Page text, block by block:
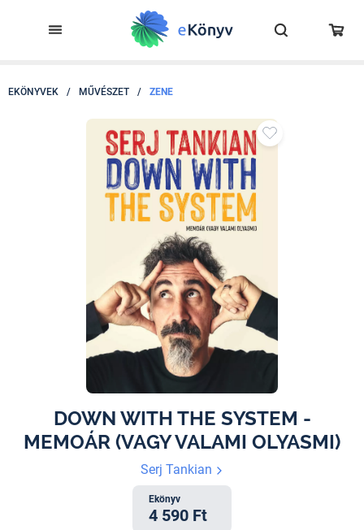
EKÖNYVEK / MŰVÉSZET / ZENE
DOWN WITH THE SYSTEM -
MEMOÁR (VAGY VALAMI OLYASMI)
Serj Tankian
Ekönyv
4 590 Ft